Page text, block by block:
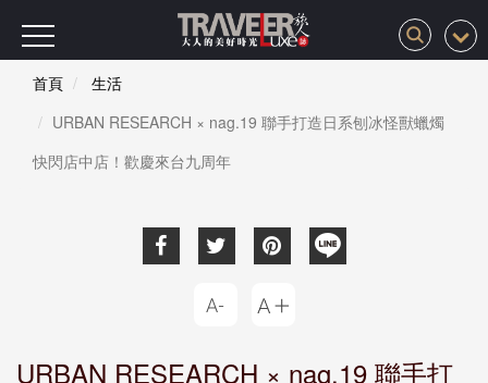
首頁
生活
URBAN RESEARCH × nag.19 聯手打造日系刨冰怪獸蠟燭
快閃店中店！歡慶來台九周年
URBAN RESEARCH × nag.19 聯手打